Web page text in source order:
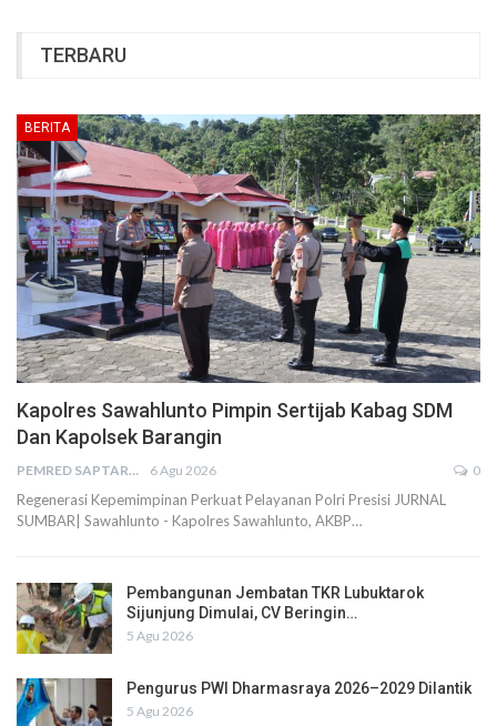
TERBARU
BERITA
Kapolres Sawahlunto Pimpin Sertijab Kabag SDM
Dan Kapolsek Barangin
PEMRED SAPTARIUS 6 Agu 2026 0
Regenerasi Kepemimpinan Perkuat Pelayanan Polri Presisi JURNAL
SUMBAR| Sawahlunto - Kapolres Sawahlunto, AKBP…
Pembangunan Jembatan TKR Lubuktarok
Sijunjung Dimulai, CV Beringin…
5 Agu 2026
Pengurus PWI Dharmasraya 2026–2029 Dilantik
5 Agu 2026